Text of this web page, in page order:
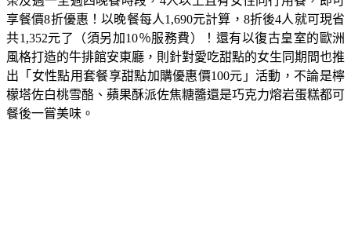
茶及週一至週四晚餐時段，4人以上且有女性同行用餐，即可
享餐價8折優惠！以晚餐每人1,690元計算，8折後4人就可現省
共1,352元了（須另加10％服務費）！還有以復古皇室的歐洲
風格打造的牛排館安東廳，則針對愛吃甜點的女生同期間也推
出「女性點用套餐享甜點加購優惠價100元」活動，不論是檸
檬塔佐白桃雪酪、蘋果酥派佐焦糖醬還是巧克力熔岩蛋糕都可